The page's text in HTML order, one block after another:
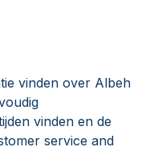
vinden over Albeh
vinden en de
service and